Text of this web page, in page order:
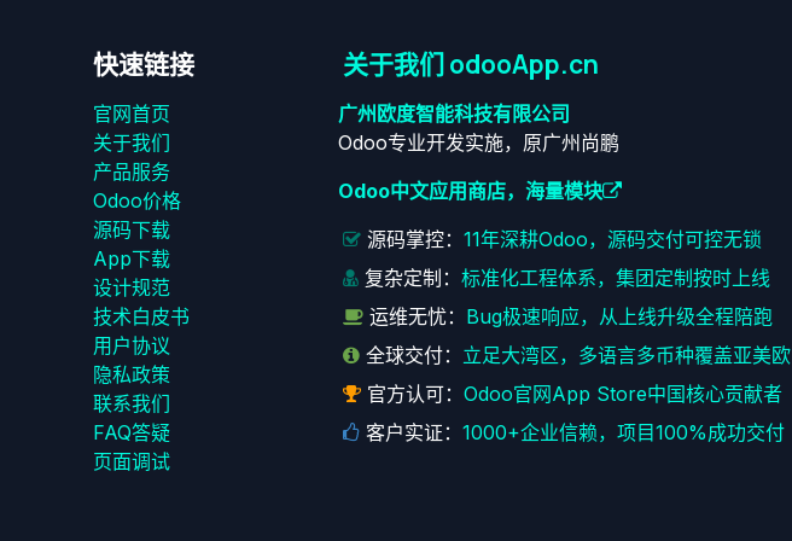
快速链接
官网首页
关于我们
产品服务
Odoo价格
源码下载
App下载
设计规范
技术白皮书
用户协议
‎隐私政策‎
联系我们
FAQ答疑
页面调试
关于我们 odooApp.cn
广州欧度智能科技有限公司
Odoo专业开发实施，原广州尚鹏
Odoo中文应用商店，海量模块
源码掌控：11年深耕Odoo，源码交付可控无锁
复杂定制：标准化工程体系，集团定制按时上线
运维无忧： Bug极速响应，从上线升级全程陪跑
全球交付： 立足大湾区，多语言多币种覆盖亚美欧
官方认可：Odoo官网App Store中国核心贡献者
客户实证：1000+企业信赖，项目100%成功交付